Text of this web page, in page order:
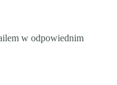
w odpowiednim